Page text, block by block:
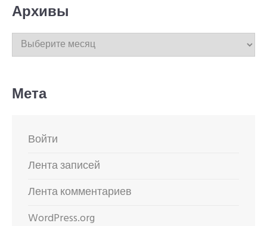
Архивы
Архивы
Мета
Войти
Лента записей
Лента комментариев
WordPress.org